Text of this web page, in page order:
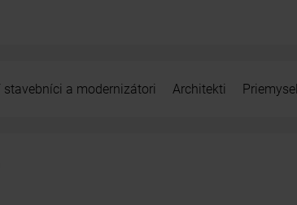
stavebníci a modernizátori Architekti